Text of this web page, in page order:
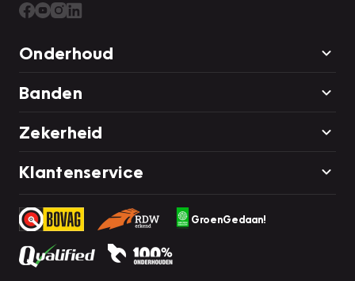
Onderhoud
Banden
Zekerheid
Klantenservice
GroenGedaan!